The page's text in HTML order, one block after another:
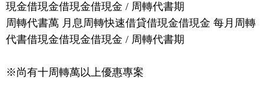
現金借現金借現金借現金 / 周轉代書期
周轉代書萬 月息周轉快速借貸借現金借現金 每月周轉
代書借現金借現金借現金 / 周轉代書期
※尚有十周轉萬以上優惠專案